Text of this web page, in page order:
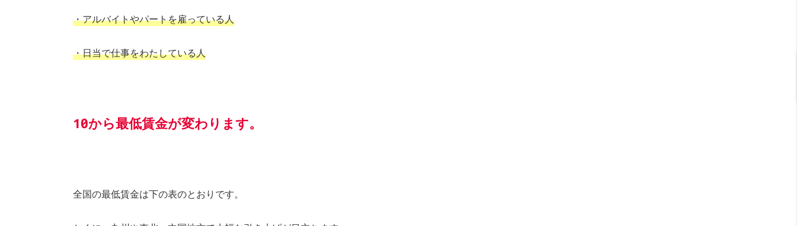
・アルバイトやパートを雇っている人
・日当で仕事をわたしている人
10月から最低賃金が変わります。
全国の最低賃金は下の表のとおりです。